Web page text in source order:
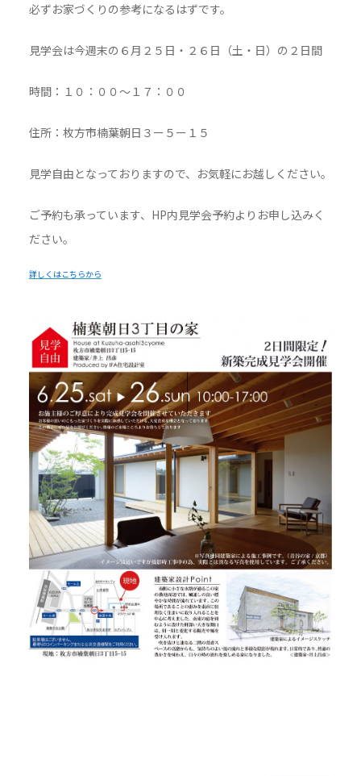
必ずお家づくりの参考になるはずです。
見学会は今週末の６月２５日・２６日（土・日）の２日間
時間：１０：００～１７：００
住所：枚方市楠葉朝日３ー５ー１５
見学自由となっておりますので、お気軽にお越しください。
ご予約も承っています、HP内見学会予約よりお申し込みく
ださい。
詳しくはこちらから